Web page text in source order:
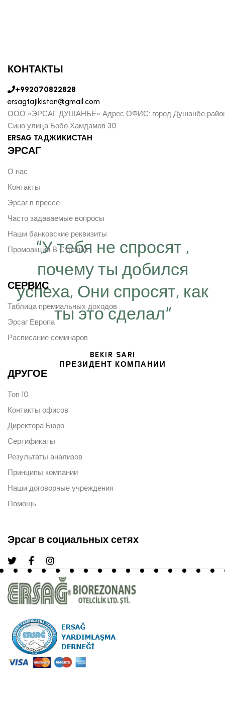
“У тебя не спросят ,
почему ты добился
успеха, Они спросят, как
ты это сделал“
BEKIR SARI
ПРЕЗИДЕНТ КОМПАНИИ
КОНТАКТЫ
+992070822828
ersagtajikistan@gmail.com
ООО «ЭРСАГ ДУШАНБЕ» Адрес ОФИС: город Душанбе
Сино улица Бобо Хамдамов 30
ERSAG ТАДЖИКИСТАН
ЭРСАГ
О нас
Контакты
Эрсаг в прессе
Часто задаваемые вопросы
Наши банковские реквизиты
Промоакции В Странах
СЕРВИС
Таблица премиальных доходов
Эрсаг Европа
Расписание семинаров
ДРУГОЕ
Топ 10
Контакты офисов
Директора Бюро
Сертификаты
Результаты анализов
Принципы компании
Наши договорные учреждения
Помощь
Эрсаг в социальных сетях